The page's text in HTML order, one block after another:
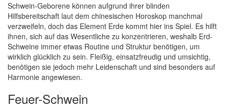
Schwein-Geborene können aufgrund ihrer blinden
Hilfsbereitschaft laut dem chinesischen Horoskop manchmal
verzweifeln, doch das Element Erde kommt hier ins Spiel. Es hilft
ihnen, sich auf das Wesentliche zu konzentrieren, weshalb Erd-
Schweine immer etwas Routine und Struktur benötigen, um
wirklich glücklich zu sein. Fleißig, einsatzfreudig und umsichtig,
benötigen sie jedoch mehr Leidenschaft und sind besonders auf
Harmonie angewiesen.
Feuer-Schwein